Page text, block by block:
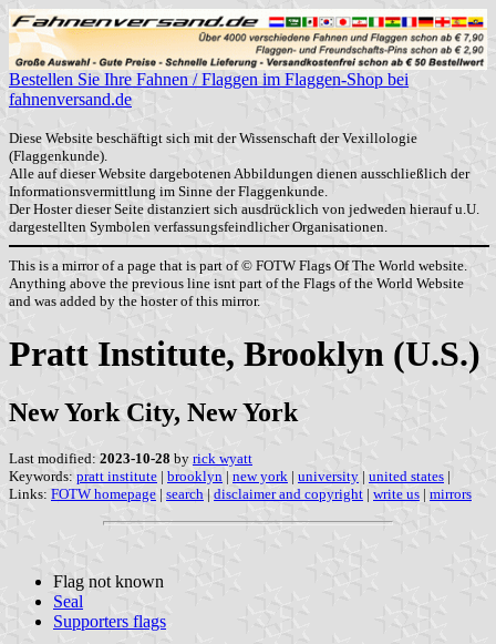
Bestellen Sie Ihre Fahnen / Flaggen im Flaggen-Shop bei
fahnenversand.de
Diese Website beschäftigt sich mit der Wissenschaft der Vexillologie
(Flaggenkunde).
Alle auf dieser Website dargebotenen Abbildungen dienen ausschließlich der
Informationsvermittlung im Sinne der Flaggenkunde.
Der Hoster dieser Seite distanziert sich ausdrücklich von jedweden hierauf u.U.
dargestellten Symbolen verfassungsfeindlicher Organisationen.
This is a mirror of a page that is part of © FOTW Flags Of The World website.
Anything above the previous line isnt part of the Flags of the World Website
and was added by the hoster of this mirror.
Pratt Institute, Brooklyn (U.S.)
New York City, New York
Last modified: 2023-10-28 by rick wyatt
Keywords: pratt institute | brooklyn | new york | university | united states |
Links: FOTW homepage | search | disclaimer and copyright | write us | mirrors
Flag not known
Seal
Supporters flags